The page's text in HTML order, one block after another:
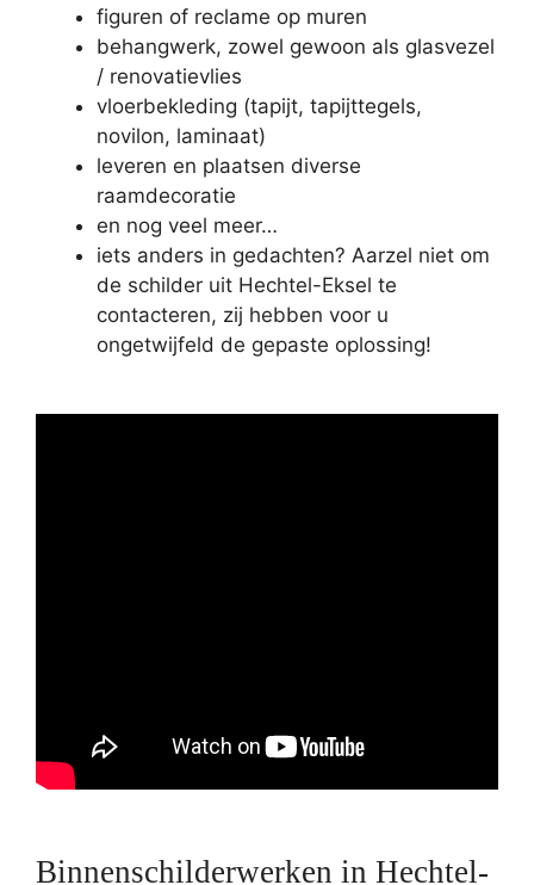
figuren of reclame op muren
behangwerk, zowel gewoon als glasvezel
/ renovatievlies
vloerbekleding (tapijt, tapijttegels,
novilon, laminaat)
leveren en plaatsen diverse
raamdecoratie
en nog veel meer…
iets anders in gedachten? Aarzel niet om
de schilder uit Hechtel-Eksel te
contacteren, zij hebben voor u
ongetwijfeld de gepaste oplossing!
Binnenschilderwerken in Hechtel-